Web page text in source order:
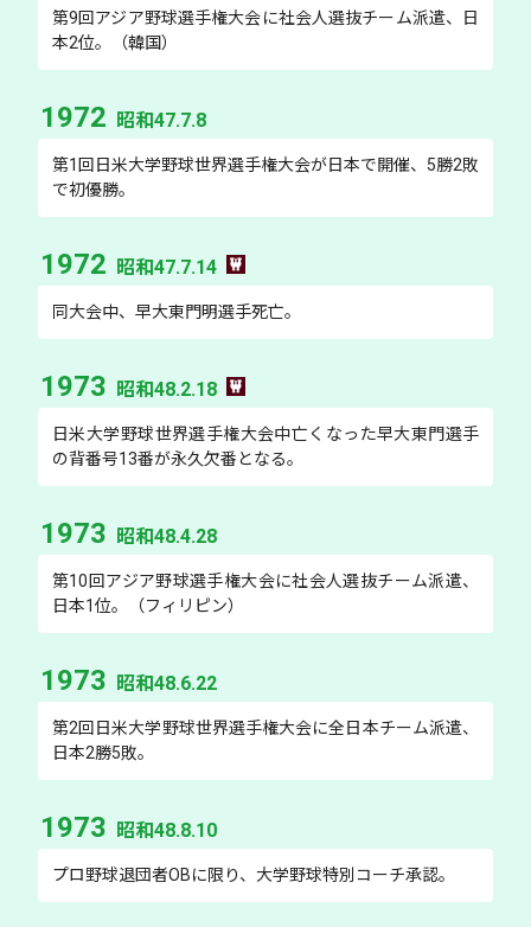
第9回アジア野球選手権大会に社会人選抜チーム派遣、日
本2位。（韓国）
1972 昭和47.7.8
第1回日米大学野球世界選手権大会が日本で開催、5勝2敗
で初優勝。
1972 昭和47.7.14
同大会中、早大東門明選手死亡。
1973 昭和48.2.18
日米大学野球世界選手権大会中亡くなった早大東門選手
の背番号13番が永久欠番となる。
1973 昭和48.4.28
第10回アジア野球選手権大会に社会人選抜チーム派遣、
日本1位。（フィリピン）
1973 昭和48.6.22
第2回日米大学野球世界選手権大会に全日本チーム派遣、
日本2勝5敗。
1973 昭和48.8.10
プロ野球退団者OBに限り、大学野球特別コーチ承認。